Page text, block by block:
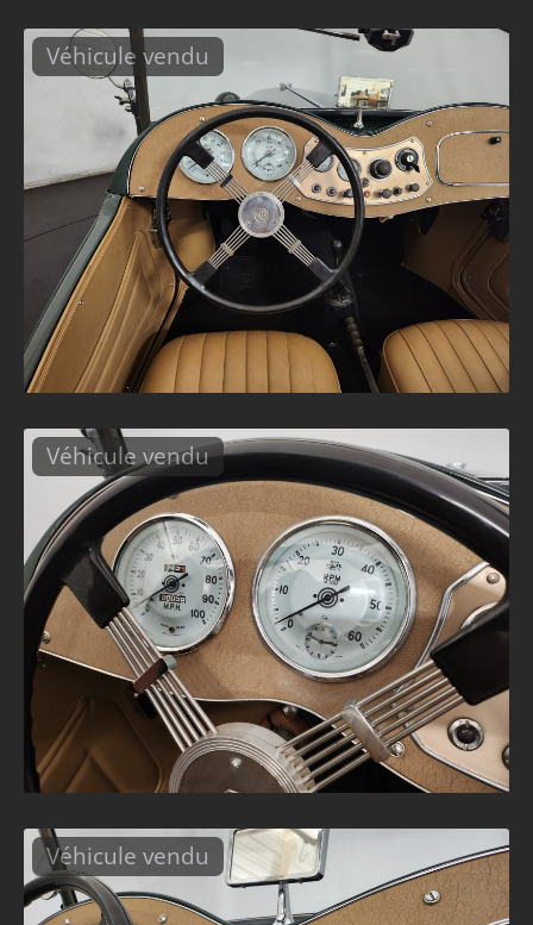
Véhicule vendu
Véhicule vendu
Véhicule vendu